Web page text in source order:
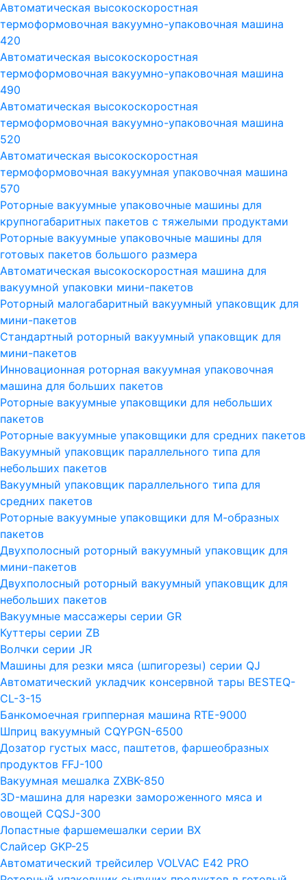
Автоматическая высокоскоростная
термоформовочная вакуумно-упаковочная машина
420
Автоматическая высокоскоростная
термоформовочная вакуумно-упаковочная машина
490
Автоматическая высокоскоростная
термоформовочная вакуумно-упаковочная машина
520
Автоматическая высокоскоростная
термоформовочная вакуумная упаковочная машина
570
Роторные вакуумные упаковочные машины для
крупногабаритных пакетов с тяжелыми продуктами
Роторные вакуумные упаковочные машины для
готовых пакетов большого размера
Автоматическая высокоскоростная машина для
вакуумной упаковки мини-пакетов
Роторный малогабаритный вакуумный упаковщик для
мини-пакетов
Стандартный роторный вакуумный упаковщик для
мини-пакетов
Инновационная роторная вакуумная упаковочная
машина для больших пакетов
Роторные вакуумные упаковщики для небольших
пакетов
Роторные вакуумные упаковщики для средних пакетов
Вакуумный упаковщик параллельного типа для
небольших пакетов
Вакуумный упаковщик параллельного типа для
средних пакетов
Роторные вакуумные упаковщики для М-образных
пакетов
Двухполосный роторный вакуумный упаковщик для
мини-пакетов
Двухполосный роторный вакуумный упаковщик для
небольших пакетов
Вакуумные массажеры серии GR
Куттеры серии ZB
Волчки серии JR
Машины для резки мяса (шпигорезы) серии QJ
Автоматический укладчик консервной тары BESTEQ-
CL-3-15
Банкомоечная грипперная машина RTE-9000
Шприц вакуумный CQYPGN-6500
Дозатор густых масс, паштетов, фаршеобразных
продуктов FFJ-100
Вакуумная мешалка ZXBK-850
3D-машина для нарезки замороженного мяса и
овощей CQSJ-300
Лопастные фаршемешалки серии ВХ
Слайсер GKP-25
Автоматический трейсилер VOLVAC E42 PRO